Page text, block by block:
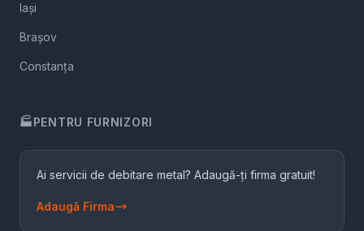
Iași
Brașov
Constanța
🏭PENTRU FURNIZORI
Ai servicii de debitare metal? Adaugă-ți firma gratuit!
Adaugă Firma